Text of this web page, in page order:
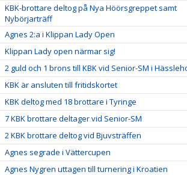
KBK-brottare deltog på Nya Höörsgreppet samt
Nybörjarträff
Agnes 2:a i Klippan Lady Open
Klippan Lady open närmar sig!
2 guld och 1 brons till KBK vid Senior-SM i
KBK är ansluten till fritidskortet
KBK deltog med 18 brottare i Tyringe
7 KBK brottare deltager vid Senior-SM
2 KBK brottare deltog vid Bjuvsträffen
Agnes segrade i Vättercupen
Agnes Nygren uttagen till turnering i Kroatien